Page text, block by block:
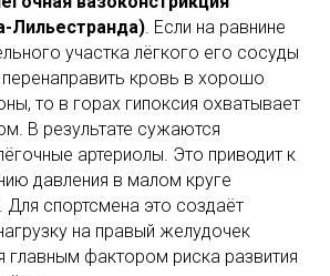
Лильестранда). Если на равнине
участка лёгкого его сосуды
кровь в хорошо
то в горах гипоксия охватывает
В результате сужаются
артериолы. Это приводит к
давления в малом круге
спортсмена это создаёт
на правый желудочек
главным фактором риска развития